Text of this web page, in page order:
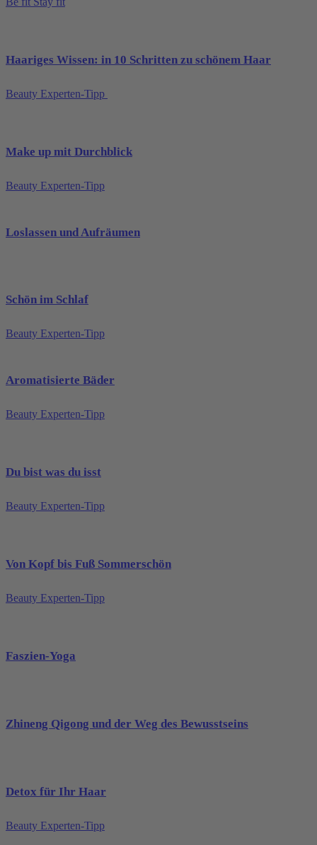
Haariges Wissen: in 10 Schritten zu schönem Haar
Beauty Experten-Tipp
Make up mit Durchblick
Beauty Experten-Tipp
Loslassen und Aufräumen
Schön im Schlaf
Beauty Experten-Tipp
Aromatisierte Bäder
Beauty Experten-Tipp
Du bist was du isst
Beauty Experten-Tipp
Von Kopf bis Fuß Sommerschön
Beauty Experten-Tipp
Faszien-Yoga
Zhineng Qigong und der Weg des Bewusstseins
Detox für Ihr Haar
Beauty Experten-Tipp